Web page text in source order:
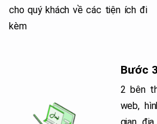
cho quý khách về các tiện ích đi
kèm
Bước
2 bên
web,